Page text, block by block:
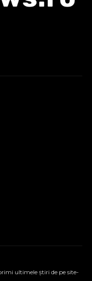
ultimele ştiri de pe site-